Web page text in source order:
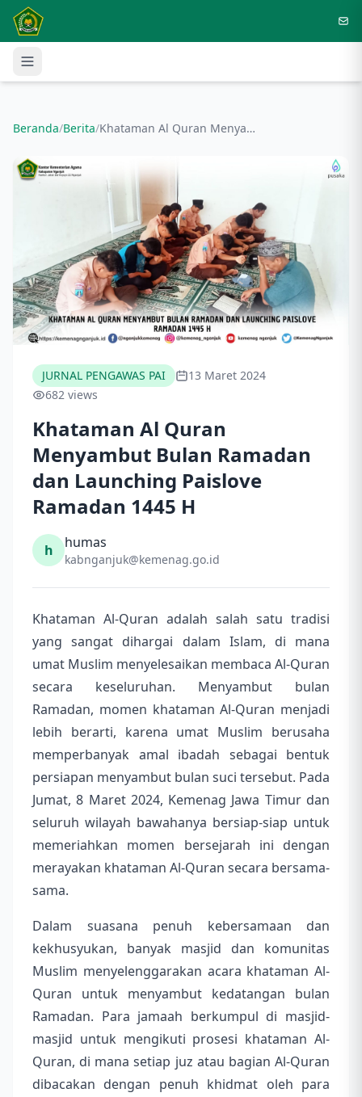
Langsung ke konten utama
Beranda/Berita/ Khataman Al Quran Menyambut Bulan Ramadan dan Launching Paislove Ramadan 1445 H
JURNAL PENGAWAS PAI
13 Maret 2024
682 views
Khataman Al Quran
Menyambut Bulan Ramadan
dan Launching Paislove
Ramadan 1445 H
h humas
kabnganjuk@kemenag.go.id
Khataman Al-Quran adalah salah satu tradisi
yang sangat dihargai dalam Islam, di mana
umat Muslim menyelesaikan membaca Al-Quran
secara keseluruhan. Menyambut bulan
Ramadan, momen khataman Al-Quran menjadi
lebih berarti, karena umat Muslim berusaha
memperbanyak amal ibadah sebagai bentuk
persiapan menyambut bulan suci tersebut. Pada
Jumat, 8 Maret 2024, Kemenag Jawa Timurdan
seluruh wilayah bawahanya bersiap-siap untuk
memeriahkan momen bersejarah ini dengan
merayakan khataman Al-Quran secara bersama-
sama.
Dalam suasana penuh kebersamaan dan
kekhusyukan, banyak masjid dan komunitas
Muslim menyelenggarakan acara khataman Al-
Quran untuk menyambut kedatangan bulan
Ramadan. Para jamaah berkumpul di masjid-
masjid untuk mengikuti prosesi khataman Al-
Quran, di mana setiap juz atau bagian Al-Quran
dibacakan dengan penuh khidmat oleh para